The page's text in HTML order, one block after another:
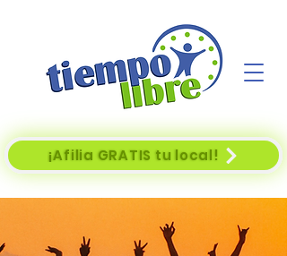
¡Afilia GRATIS tu local!